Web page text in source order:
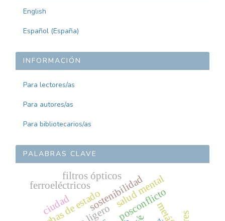
English
Español (España)
INFORMACIÓN
Para lectores/as
Para autores/as
Para bibliotecarios/as
PALABRAS CLAVE
posconflicto
sostenibilidad
pruebas de estado salud mental
filtros ópticos
ferroeléctricos
ciudad